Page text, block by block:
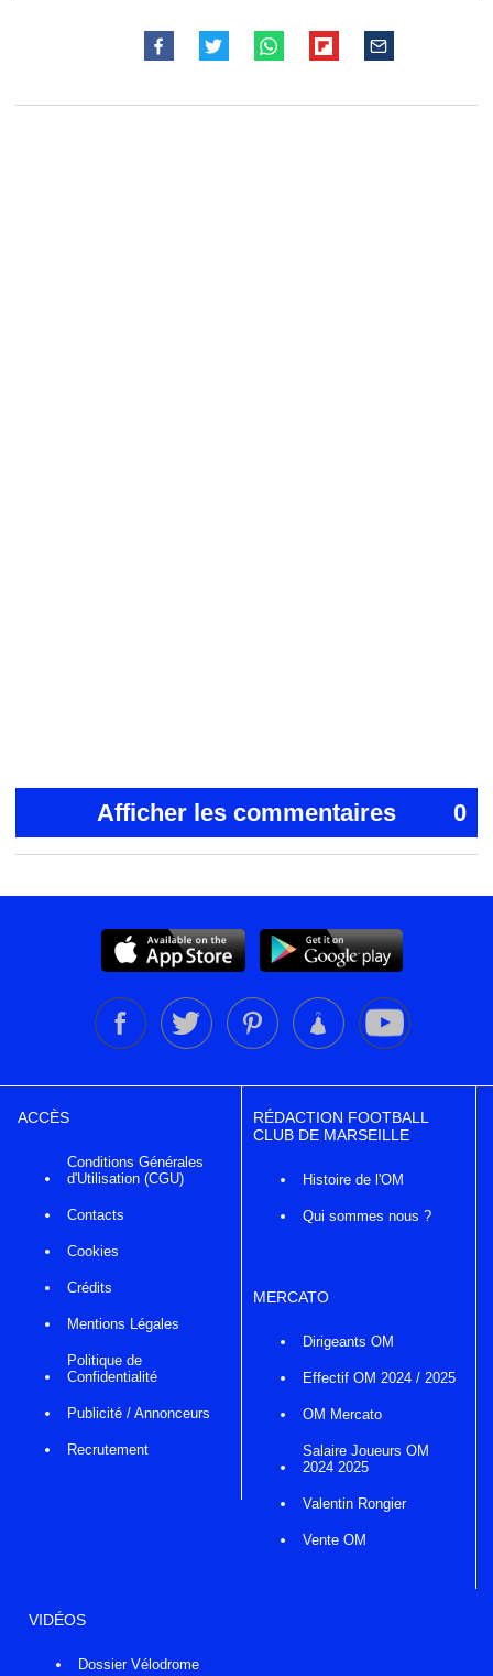
Afficher les commentaires 0
ACCÈS
Conditions Générales
d'Utilisation (CGU)
Contacts
Cookies
Crédits
Mentions Légales
Politique de
Confidentialité
Publicité / Annonceurs
Recrutement
RÉDACTION FOOTBALL
CLUB DE MARSEILLE
Histoire de l'OM
Qui sommes nous ?
MERCATO
Dirigeants OM
Effectif OM 2024 / 2025
OM Mercato
Salaire Joueurs OM
2024 2025
Valentin Rongier
Vente OM
VIDÉOS
Dossier Vélodrome